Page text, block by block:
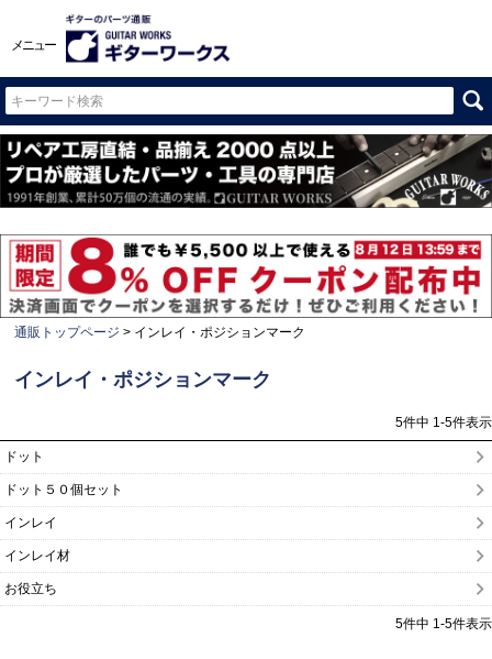
メニュー
通販トップページ インレイ・ポジションマーク
インレイ・ポジションマーク
5件中 1-5件表示
ドット
ドット５０個セット
インレイ
インレイ材
お役立ち
5件中 1-5件表示